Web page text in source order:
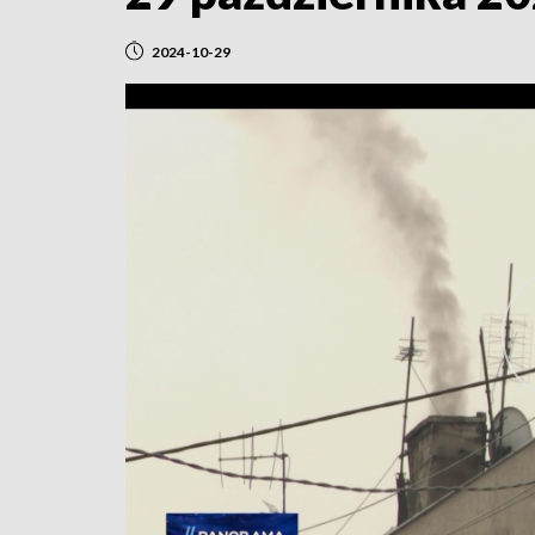
2024-10-29